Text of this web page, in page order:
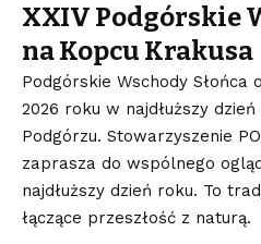
XXIV Podgórskie
na Kopcu Krakusa
Podgórskie Wschody Słońca
2026 roku w najdłuższy
Podgórzu. Stowarzyszenie
zaprasza do wspólnego
najdłuższy dzień roku. To
łączące przeszłość z naturą.